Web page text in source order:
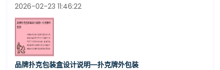
2026-02-23 11:46:22
品牌扑克包装盒设计说明—扑克牌外包装